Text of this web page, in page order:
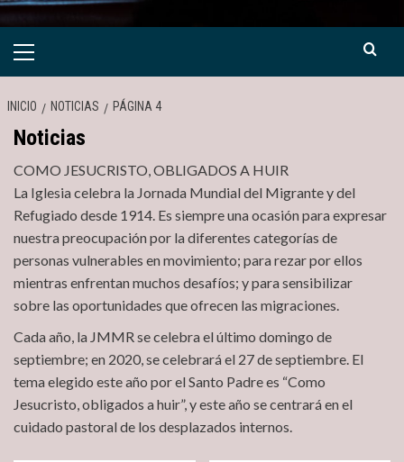
Menú
INICIO NOTICIAS PÁGINA 4
Noticias
COMO JESUCRISTO, OBLIGADOS A HUIR
La Iglesia celebra la Jornada Mundial del Migrante y del
Refugiado desde 1914. Es siempre una ocasión para expresar
nuestra preocupación por la diferentes categorías de
personas vulnerables en movimiento; para rezar por ellos
mientras enfrentan muchos desafíos; y para sensibilizar
sobre las oportunidades que ofrecen las migraciones.
Cada año, la JMMR se celebra el último domingo de
septiembre; en 2020, se celebrará el 27 de septiembre. El
tema elegido este año por el Santo Padre es “Como
Jesucristo, obligados a huir”, y este año se centrará en el
cuidado pastoral de los desplazados internos.